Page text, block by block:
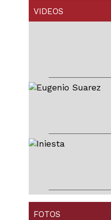
VIDEOS
FOTOS